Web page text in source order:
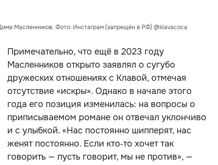
Масленников. Фото: Инстаграм (запрещён в РФ) @klavacoca
Примечательно, что ещё в 2023 году
Масленников открыто заявлял о сугубо
дружеских отношениях с Клавой, отмечая
отсутствие «искры». Однако в начале этого
года его позиция изменилась: на вопросы о
приписываемом романе он отвечал уклончиво
и с улыбкой. «Нас постоянно шипперят, нас
женят постоянно. Если кто‑то хочет так
говорить — пусть говорит, мы не против», —